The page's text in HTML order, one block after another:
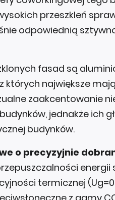
przeszkleń
odpowiednią
fasad są
których największe
zaakcentowanie
jednakże ich
budynków.
o precyzyjnie
energii
termicznej